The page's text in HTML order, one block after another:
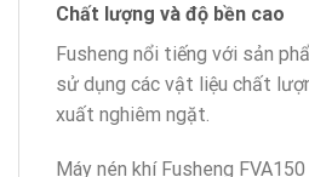
Chất lượng và độ bền cao
Fusheng nổi tiếng với sản
sử dụng các vật liệu chất
xuất nghiêm ngặt.
Máy nén khí Fusheng